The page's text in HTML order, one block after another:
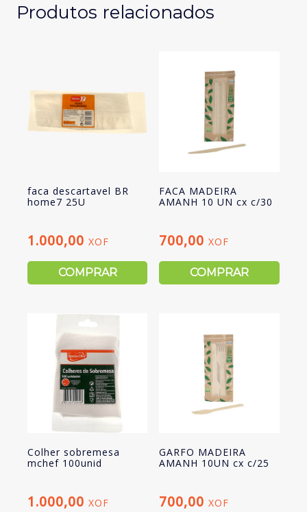
unid
Produtos relacionados
faca descartavel BR
home7 25U
1.000,00 XOF
COMPRAR
FACA MADEIRA
AMANH 10 UN cx c/30
700,00XOF
COMPRAR
Colher sobremesa
mchef 100unid
1.000,00 XOF
GARFO MADEIRA
AMANH 10UN cx c/25
700,00XOF